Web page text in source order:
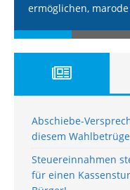
ermöglichen, marode
Abschiebe-
diesem
Steuereinnahmen
für einen